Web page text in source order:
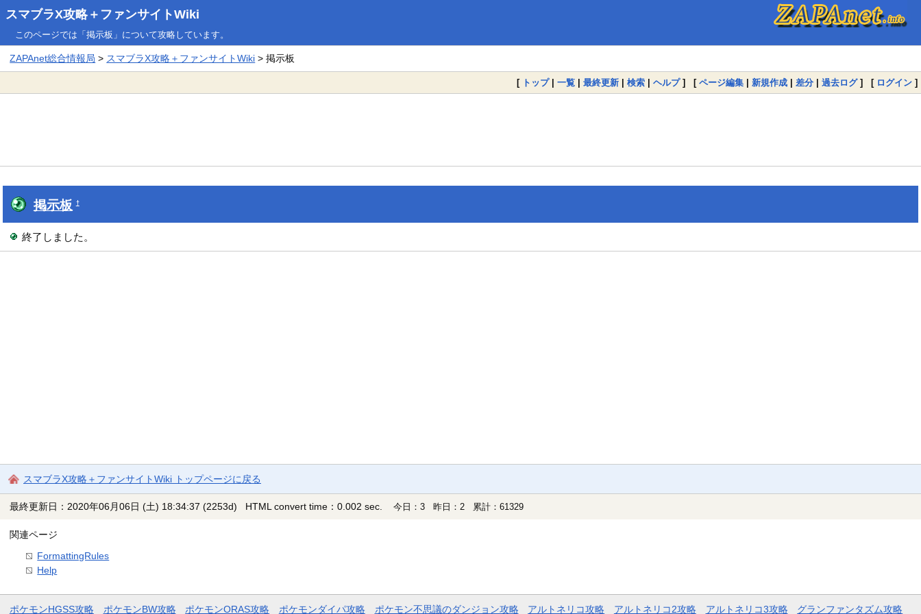
スマブラX攻略＋ファンサイトWiki
このページでは「掲示板」について攻略しています。
ZAPAnet総合情報局 > スマブラX攻略＋ファンサイトWiki > 掲示板
[ トップ| 一覧 | 最終更新 | 検索 | ヘルプ] [ ページ編集 | 新規作成 | 差分 | 過去ログ] [ ログイン ]
掲示板 †
終了しました。
スマブラX攻略＋ファンサイトWiki トップページに戻る
最終更新日：2020年06月06日 (土) 18:34:37 (2253d) HTML convert time：0.002 sec. 今日：3 昨日：2 累計：61329
関連ページ
FormattingRules
Help
ポケモンHGSS攻略 ポケモンBW攻略 ポケモンORAS攻略 ポケモンダイパ攻略 ポケモン不思議のダンジョン攻略 アルトネリコ攻略 アルトネリコ2攻略 アルトネリコ3攻略 グランファンタズム攻略